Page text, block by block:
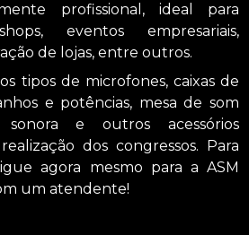
profissional, ideal para
eventos empresariais,
de lojas, entre outros.
tipos de microfones, caixas de
e potências, mesa de som
sonora e outros acessórios
dos congressos. Para
agora mesmo para a ASM
um atendente!